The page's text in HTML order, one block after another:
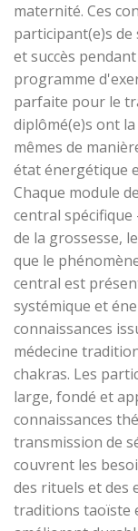
maternité. Ces
participant(e)s
et succès
programme
parfaite pour le
diplômé(e)s ont
mêmes de
état énergétique
Chaque module
central
de la grossesse,
que le
central est
systémique et
connaissances
médecine
chakras. Les
large, fondé et
connaissances
transmission de
couvrent les
des rituels et des
traditions taoïste